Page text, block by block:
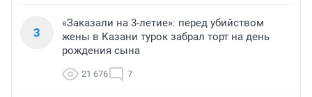
3
«Заказали на 3-летие»: перед убийством
жены в Казани турок забрал торт на день
рождения сына
21 676 7